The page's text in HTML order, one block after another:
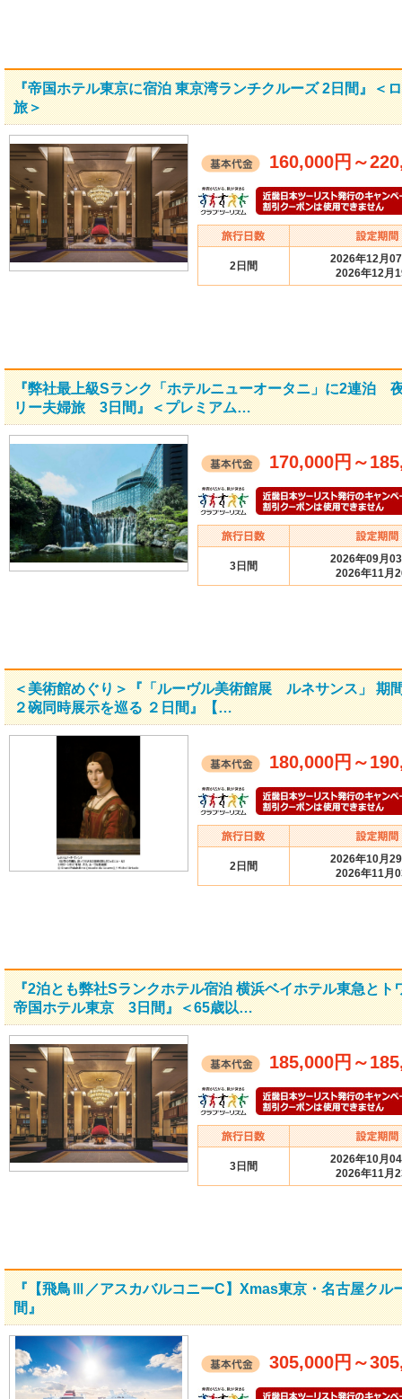
『帝国ホテル東京に宿泊 東京湾ランチクルーズ 2日間』＜
旅＞
160,000円 ～
2日間
2026年12月
2026年12月
『弊社最上級Sランク「ホテルニューオータニ」に2連泊
リー夫婦旅 3日間』＜プレミアム…
170,000円 ～
3日間
2026年09月
2026年11月
＜美術館めぐり＞『「ルーヴル美術館展 ルネサンス」 期
２碗同時展示を巡る ２日間』【…
180,000円 ～
2日間
2026年10月
2026年11月
『2泊とも弊社Sランクホテル宿泊 横浜ベイホテル東急と
帝国ホテル東京 3日間』＜65歳以…
185,000円 ～
3日間
2026年10月
2026年11月
『【飛鳥Ⅲ／アスカバルコニーC】Xmas東京・名古屋クル
間』
305,000円 ～